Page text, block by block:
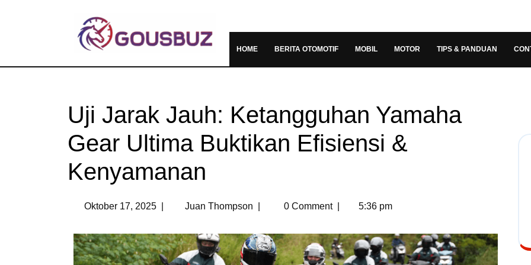
HOME BERITA OTOMOTIF MOBIL MOTOR TIPS & PANDUAN
Uji Jarak Jauh: Ketangguhan Yamaha
Gear Ultima Buktikan Efisiensi &
Kenyamanan
Oktober 17, 2025 Juan Thompson 0 Comment 5:36 pm